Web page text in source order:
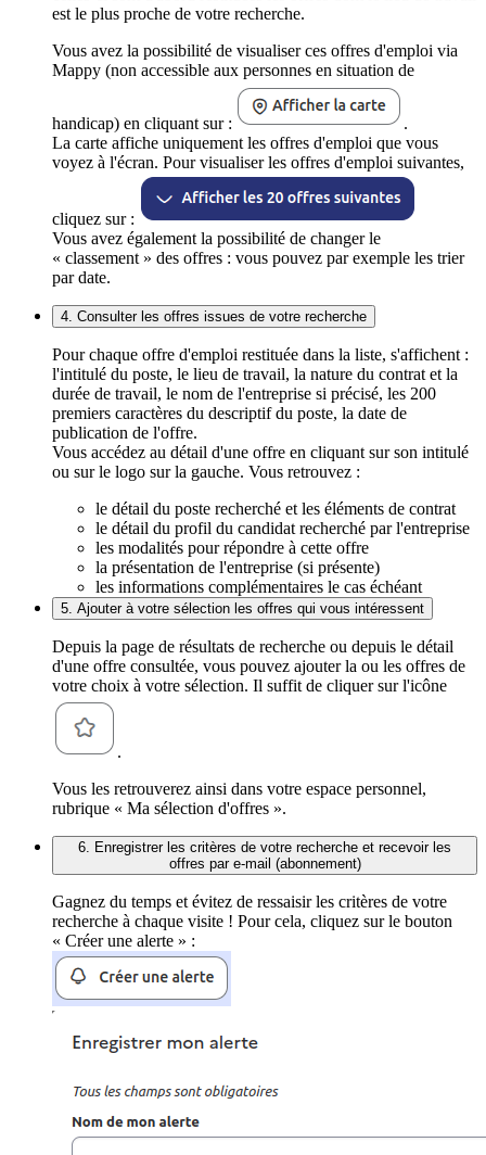
est le plus proche de votre recherche.
Vous avez la possibilité de visualiser ces offres d'emploi via
Mappy (non accessible aux personnes en situation de
handicap) en cliquant sur :
.
La carte affiche uniquement les offres d'emploi que vous
voyez à l'écran. Pour visualiser les offres d'emploi suivantes,
cliquez sur :
Vous avez également la possibilité de changer le
« classement » des offres : vous pouvez par exemple les trier
par date.
4. Consulter les offres issues de votre recherche
Pour chaque offre d'emploi restituée dans la liste, s'affichent :
l'intitulé du poste, le lieu de travail, la nature du contrat et la
durée de travail, le nom de l'entreprise si précisé, les 200
premiers caractères du descriptif du poste, la date de
publication de l'offre.
Vous accédez au détail d'une offre en cliquant sur son intitulé
ou sur le logo sur la gauche. Vous retrouvez :
le détail du poste recherché et les éléments de contrat
le détail du profil du candidat recherché par l'entreprise
les modalités pour répondre à cette offre
la présentation de l'entreprise (si présente)
les informations complémentaires le cas échéant
5. Ajouter à votre sélection les offres qui vous intéressent
Depuis la page de résultats de recherche ou depuis le détail
d'une offre consultée, vous pouvez ajouter la ou les offres de
votre choix à votre sélection. Il suffit de cliquer sur l'icône
.
Vous les retrouverez ainsi dans votre espace personnel,
rubrique « Ma sélection d'offres ».
6. Enregistrer les critères de votre recherche et recevoir les
offres par e-mail (abonnement)
Gagnez du temps et évitez de ressaisir les critères de votre
recherche à chaque visite ! Pour cela, cliquez sur le bouton
« Créer une alerte » :